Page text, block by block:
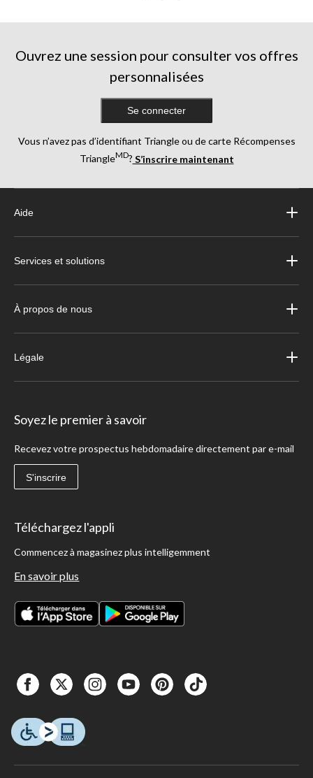
Ouvrez une session pour consulter vos offres
personnalisées
Se connecter
Vous n’avez pas d’identifiant Triangle ou de carte Récompenses
TriangleMD? S’inscrire maintenant
Aide
Services et solutions
À propos de nous
Légale
Soyez le premier à savoir
Recevez votre prospectus hebdomadaire directement par e-mail
S'inscrire
Téléchargez l'appli
Commencez à magasinez plus intelligemment
En savoir plus